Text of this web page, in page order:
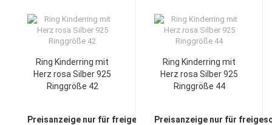
Ring Kinderring mit
Herz rosa Silber 925
Ringgröße 42
Preisanzeige nur für freigeschaltete Kunden
Ring Kinderring mit
Herz rosa Silber 925
Ringgröße 44
Preisanzeige nur für